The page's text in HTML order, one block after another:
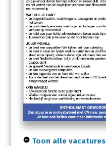
Toon alle vacatures